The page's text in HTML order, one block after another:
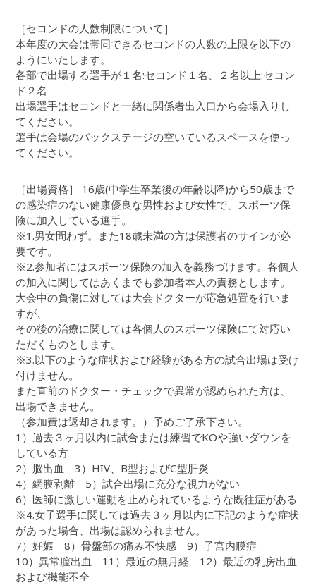
［セコンドの人数制限について］
本年度の大会は帯同できるセコンドの人数の上限を以下の
ようにいたします。
各部で出場する選手が１名:セコンド１名、２名以上:セコン
ド２名
出場選手はセコンドと一緒に関係者出入口から会場入りし
てください。
選手は会場のバックステージの空いているスペースを使っ
てください。
［出場資格］ 16歳(中学生卒業後の年齢以降)から50歳まで
の感染症のない健康優良な男性および女性で、スポーツ保
険に加入している選手。
※1.男女問わず。また18歳未満の方は保護者のサインが必
要です。
※2.参加者にはスポーツ保険の加入を義務づけます。各個人
の加入に関してはあくまでも参加者本人の責務とします。
大会中の負傷に対しては大会ドクターが応急処置を行いま
すが、
その後の治療に関しては各個人のスポーツ保険にて対応い
ただくものとします。
※3.以下のような症状および経験がある方の試合出場は受け
付けません。
また直前のドクター・チェックで異常が認められた方は、
出場できません。
（参加費は返却されます。）予めご了承下さい。
1）過去３ヶ月以内に試合または練習でKOや強いダウンを
している方
2）脳出血 3）HIV、B型およびC型肝炎
4）網膜剥離 5）試合出場に充分な視力がない
6）医師に激しい運動を止められているような既往症がある
※4.女子選手に関しては過去３ヶ月以内に下記のような症状
があった場合、出場は認められません。
7）妊娠 8）骨盤部の痛み不快感 9）子宮内膜症
10）異常膣出血 11）最近の無月経 12）最近の乳房出血
および機能不全